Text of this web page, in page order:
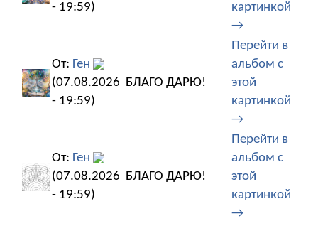
- 19:59)
картинкой
→
От: Ген
(07.08.2026
- 19:59)
БЛАГО ДАРЮ!
Перейти в
альбом с
этой
картинкой
→
От: Ген
(07.08.2026
- 19:59)
БЛАГО ДАРЮ!
Перейти в
альбом с
этой
картинкой
→